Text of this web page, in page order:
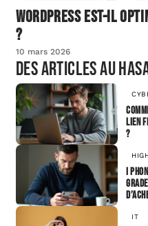
Wordpress est-il
?
10 mars 2026
Des articles au
lien
?
I
IT